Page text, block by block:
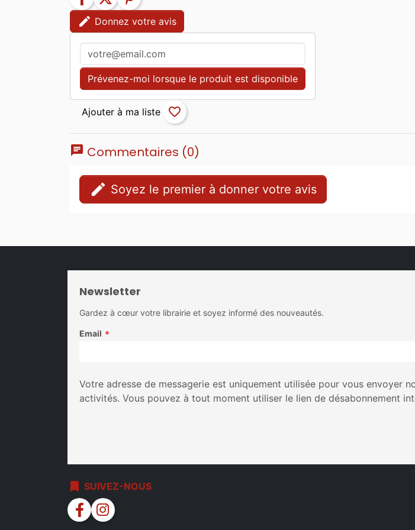
edit Donnez votre avis
Prévenez-moi lorsque le produit est disponible
favorite_border
chat Commentaires (0)
edit Soyez le premier à donner votre avis
Newsletter
Gardez à cœur votre librairie et soyez informé des nouveautés.
Email *
Votre adresse de messagerie est uniquement utilisée pour vous
activités. Vous pouvez à tout moment utiliser le lien de désabonnement
bookmark SUIVEZ-NOUS
facebook instagram